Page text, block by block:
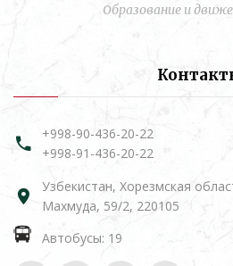
Образование и
+998-90-436-20-22
+998-91-436-20-22
Узбекистан, Хорезмская
Махмуда, 59/2, 220105
Автобусы: 19